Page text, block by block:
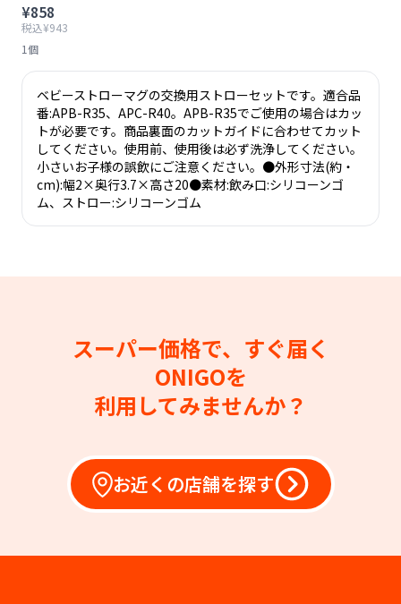
¥858
税込¥943
1個
ベビーストローマグの交換用ストローセットです。適合品
番:APB-R35、APC-R40。APB-R35でご使用の場合はカッ
トが必要です。商品裏面のカットガイドに合わせてカット
してください。使用前、使用後は必ず洗浄してください。
小さいお子様の誤飲にご注意ください。●外形寸法(約・
cm):幅2×奥行3.7×高さ20●素材:飲み口:シリコーンゴ
ム、ストロー:シリコーンゴム
スーパー価格で、すぐ届く
ONIGOを
利用してみませんか？
お近くの店舗を探す